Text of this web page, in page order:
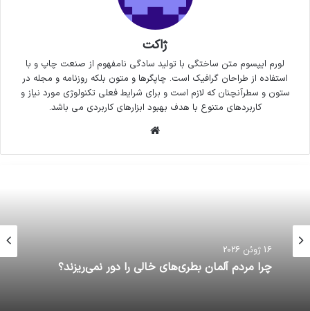
ژاکت
لورم ایپسوم متن ساختگی با تولید سادگی نامفهوم از صنعت چاپ و با
استفاده از طراحان گرافیک است. چاپگرها و متون بلکه روزنامه و مجله در
ستون و سطرآنچنان که لازم است و برای شرایط فعلی تکنولوژی مورد نیاز و
کاربردهای متنوع با هدف بهبود ابزارهای کاربردی می باشد.
16 ژوئن 2026
چرا مردم آلمان بطري‌هاي خالي را دور نمي‌ريزند؟